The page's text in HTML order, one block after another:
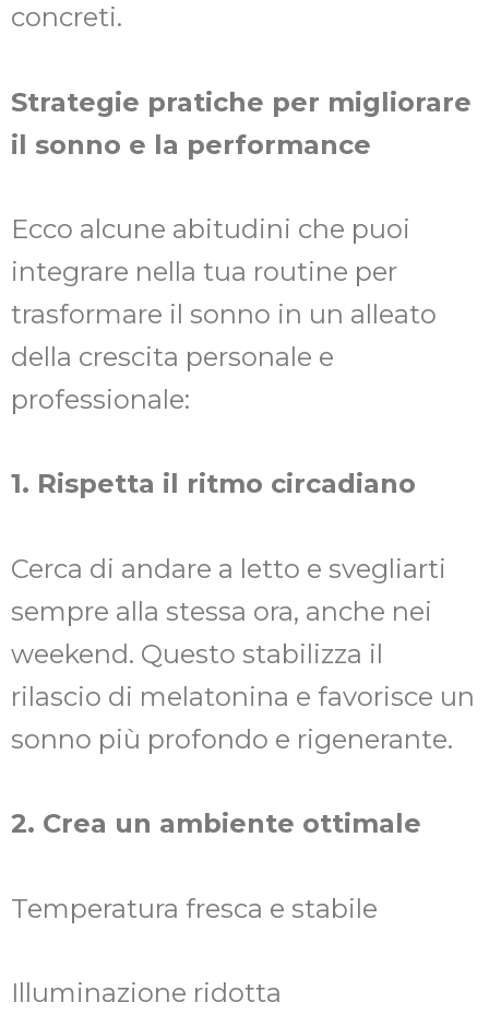
concreti.
Strategie pratiche per migliorare
il sonno e la performance
Ecco alcune abitudini che puoi
integrare nella tua routine per
trasformare il sonno in un alleato
della crescita personale e
professionale:
1. Rispetta il ritmo circadiano
Cerca di andare a letto e svegliarti
sempre alla stessa ora, anche nei
weekend. Questo stabilizza il
rilascio di melatonina e favorisce un
sonno più profondo e rigenerante.
2. Crea un ambiente ottimale
Temperatura fresca e stabile
Illuminazione ridotta